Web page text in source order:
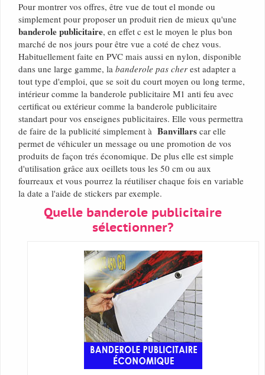
Pour montrer vos offres, être vue de tout el monde ou
simplement pour proposer un produit rien de mieux qu'une
banderole publicitaire, en effet c est le moyen le plus bon
marché de nos jours pour être vue a coté de chez vous.
Habituellement faite en PVC mais aussi en nylon, disponible
dans une large gamme, la banderole pas cher est adapter a
tout type d'emploi, que se soit du court moyen ou long terme,
intérieur comme la banderole publicitaire M1 anti feu avec
certificat ou extérieur comme la banderole publicitaire
standart pour vos enseignes publicitaires. Elle vous permettra
de faire de la publicité simplement à Banvillars car elle
permet de véhiculer un message ou une promotion de vos
produits de façon trés économique. De plus elle est simple
d'utilisation grâce aux oeillets tous les 50 cm ou aux
fourreaux et vous pourrez la réutiliser chaque fois en variable
la date a l'aide de stickers par exemple.
Quelle banderole publicitaire
sélectionner?